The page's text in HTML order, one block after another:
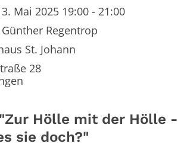
Mai 2025 19:00 - 21:00
Regentrop
St. Johann
28
Hölle mit der Hölle -
sie doch?"